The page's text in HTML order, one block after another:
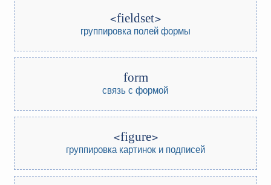
fieldset
группировка полей формы
form
связь с формой
figure
группировка картинок и подписей